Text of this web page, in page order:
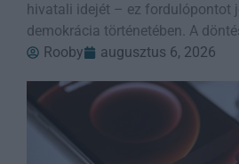
hivatali idejét – ez fordulópontot
demokrácia történetében. A
Rooby
augusztus 6, 2026